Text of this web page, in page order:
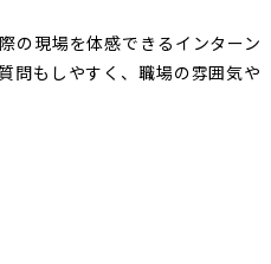
の現場を体感できるインターン
問もしやすく、職場の雰囲気や